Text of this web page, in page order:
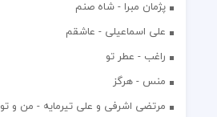
پژمان مبرا - شاه صنم
علی اسماعیلی - عاشقم
راغب - عطر تو
منس - هرگز
مرتضی اشرفی و علی تیرمایه - من و تو